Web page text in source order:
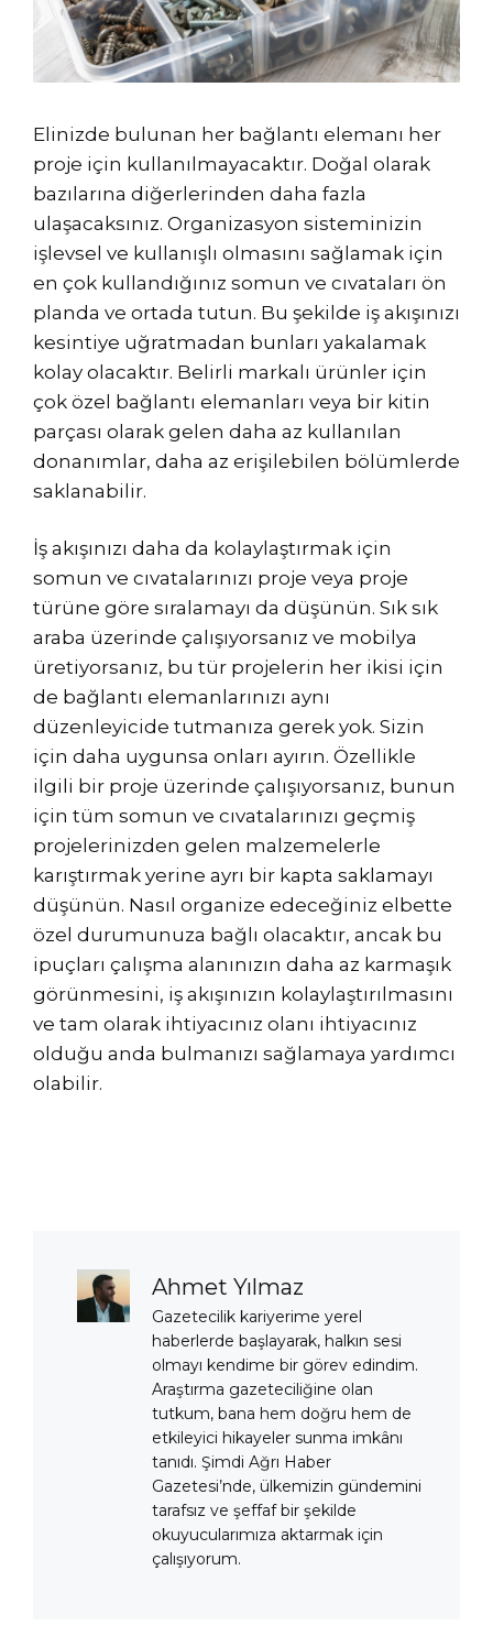
Elinizde bulunan her bağlantı elemanı her
proje için kullanılmayacaktır. Doğal olarak
bazılarına diğerlerinden daha fazla
ulaşacaksınız. Organizasyon sisteminizin
işlevsel ve kullanışlı olmasını sağlamak için
en çok kullandığınız somun ve cıvataları ön
planda ve ortada tutun. Bu şekilde iş akışınızı
kesintiye uğratmadan bunları yakalamak
kolay olacaktır. Belirli markalı ürünler için
çok özel bağlantı elemanları veya bir kitin
parçası olarak gelen daha az kullanılan
donanımlar, daha az erişilebilen bölümlerde
saklanabilir.
İş akışınızı daha da kolaylaştırmak için
somun ve cıvatalarınızı proje veya proje
türüne göre sıralamayı da düşünün. Sık sık
araba üzerinde çalışıyorsanız ve mobilya
üretiyorsanız, bu tür projelerin her ikisi için
de bağlantı elemanlarınızı aynı
düzenleyicide tutmanıza gerek yok. Sizin
için daha uygunsa onları ayırın. Özellikle
ilgili bir proje üzerinde çalışıyorsanız, bunun
için tüm somun ve cıvatalarınızı geçmiş
projelerinizden gelen malzemelerle
karıştırmak yerine ayrı bir kapta saklamayı
düşünün. Nasıl organize edeceğiniz elbette
özel durumunuza bağlı olacaktır, ancak bu
ipuçları çalışma alanınızın daha az karmaşık
görünmesini, iş akışınızın kolaylaştırılmasını
ve tam olarak ihtiyacınız olanı ihtiyacınız
olduğu anda bulmanızı sağlamaya yardımcı
olabilir.
Ahmet Yılmaz
Gazetecilik kariyerime yerel
haberlerde başlayarak, halkın sesi
olmayı kendime bir görev edindim.
Araştırma gazeteciliğine olan
tutkum, bana hem doğru hem de
etkileyici hikayeler sunma imkânı
tanıdı. Şimdi Ağrı Haber
Gazetesi’nde, ülkemizin gündemini
tarafsız ve şeffaf bir şekilde
okuyucularımıza aktarmak için
çalışıyorum.